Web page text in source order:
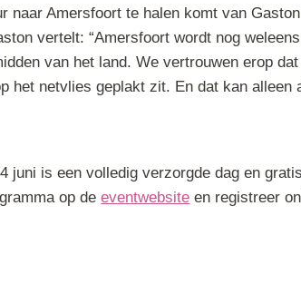
naar Amersfoort te halen komt van
vertelt: “Amersfoort wordt nog
van het land. We vertrouwen erop
het netvlies geplakt zit. En dat kan alleen
juni is een volledig verzorgde dag en
op deeventwebsite en registreer